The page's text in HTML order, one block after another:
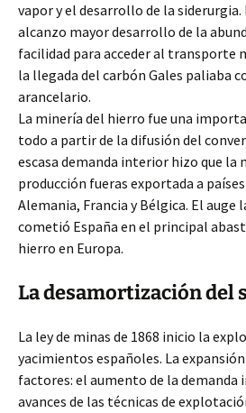
vapor y el desarrollo de la
alcanzo mayor desarrollo de la
facilidad para acceder al transporte
la llegada del carbón Gales paliaba
arancelario.
La minería del hierro fue una
todo a partir de la difusión del
escasa demanda interior hizo que la
producción fueras exportada a
Alemania, Francia y Bélgica. El auge
cometió España en el principal
hierro en Europa.
La desamortización del
La ley de minas de 1868 inicio la
yacimientos españoles. La
factores: el aumento de la
avances de las técnicas de